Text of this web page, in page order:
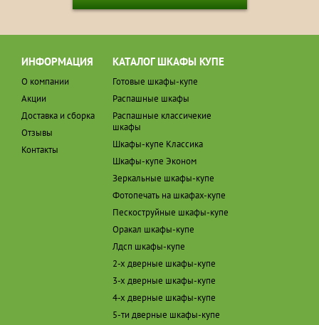
ИНФОРМАЦИЯ
О компании
Акции
Доставка и сборка
Отзывы
Контакты
КАТАЛОГ ШКАФЫ КУПЕ
Готовые шкафы-купе
Распашные шкафы
Распашные классичекие
шкафы
Шкафы-купе Классика
Шкафы-купе Эконом
Зеркальные шкафы-купе
Фотопечать на шкафах-купе
Пескоструйные шкафы-купе
Оракал шкафы-купе
Лдсп шкафы-купе
2-х дверные шкафы-купе
3-х дверные шкафы-купе
4-х дверные шкафы-купе
5-ти дверные шкафы-купе